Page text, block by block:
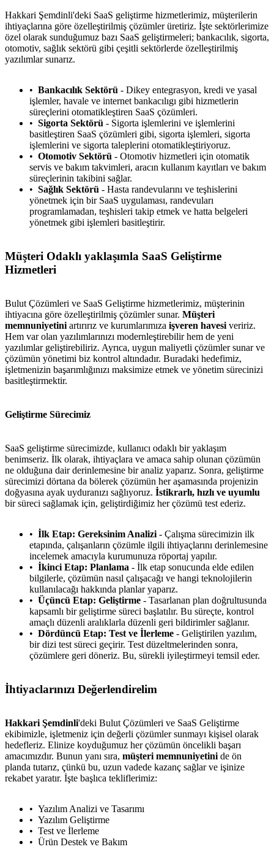
İletişim English
Hakkari Şemdinli'deki SaaS geliştirme hizmetlerimiz, müşterilerin
ihtiyaçlarına göre özelleştirilmiş çözümler üretiriz. İşte sektörlerimize
özel olarak sunduğumuz bazı SaaS geliştirmeleri; bankacılık, sigorta,
otomotiv, sağlık sektörü gibi çeşitli sektörlerde özelleştirilmiş
yazılımlar sunarız.
Bankacılık Sektörü - Dikey entegrasyon, kredi ve yasal
işlemler, havale ve internet bankacılıgı gibi hizmetlerin
süreçlerini otomatikleştiren SaaS çözümleri.
Sigorta Sektörü - Sigorta işlemlerini ve işlemlerini
basitleştiren SaaS çözümleri gibi, sigorta işlemleri, sigorta
işlemlerini ve sigorta taleplerini otomatikleştiriyoruz.
Otomotiv Sektörü - Otomotiv hizmetleri için otomatik
servis ve bakım takvimleri, aracın kullanım kayıtları ve bakım
süreçlerinin takibini sağlar.
Sağlık Sektörü - Hasta randevularını ve teşhislerini
yönetmek için bir SaaS uygulaması, randevuları
programlamadan, teşhisleri takip etmek ve hatta belgeleri
yönetmek gibi işlemleri basitleştirir.
Müşteri Odaklı yaklaşımla SaaS Geliştirme
Hizmetleri
Bulut Çözümleri ve SaaS Geliştirme hizmetlerimiz, müşterinin
ihtiyacına göre özelleştirilmiş çözümler sunar. Müşteri
memnuniyetini artırırız ve kurumlarımıza işveren havesi veririz.
Hem var olan yazılımlarınızı modernleştirebilir hem de yeni
yazılımlar geliştirebiliriz. Ayrıca, uygun maliyetli çözümler sunar ve
çözümün yönetimi biz kontrol altındadır. Buradaki hedefimiz,
işletmenizin başarımlığınızı maksimize etmek ve yönetim sürecinizi
basitleştirmektir.
Geliştirme Sürecimiz
SaaS geliştirme sürecimizde, kullanıcı odaklı bir yaklaşım
benimseriz. İlk olarak, ihtiyaçlara ve amaca sahip olunan çözümün
ne olduğuna dair derinlemesine bir analiz yaparız. Sonra, geliştirme
sürecimizi dörtana da bölerek çözümün her aşamasında projenizin
doğyasına ayak uyduranızı sağlıyoruz. İstikrarlı, hızlı ve uyumlu
bir süreci sağlamak için, geliştirdiğimiz her çözümü test ederiz.
İlk Etap: Gereksinim Analizi - Çalışma sürecimizin ilk
etapında, çalışanların çözümle ilgili ihtiyaçlarını derinlemesine
incelemek amacıyla kurumunuza röportaj yapılır.
İkinci Etap: Planlama - İlk etap sonucunda elde edilen
bilgilerle, çözümün nasıl çalışacağı ve hangi teknolojilerin
kullanılacağı hakkında planlar yaparız.
Üçüncü Etap: Geliştirme - Tasarlanan plan doğrultusunda
kapsamlı bir geliştirme süreci başlatılır. Bu süreçte, kontrol
amaçlı düzenli aralıklarla düzenli geri bildirimler sağlanır.
Dördüncü Etap: Test ve İlerleme - Geliştirilen yazılım,
bir dizi test süreci geçirir. Test düzeltmelerinden sonra,
çözümlere geri döneriz. Bu, sürekli iyileştirmeyi temsil eder.
İhtiyaclarınızı Değerlendirelim
Hakkari Şemdinli'deki Bulut Çözümleri ve SaaS Geliştirme
ekibimizle, işletmeniz için değerli çözümler sunmayı kişisel olarak
hedefleriz. Elinize koyduğumuz her çözümün öncelikli başarı
amacımızdır. Bunun yanı sıra, müşteri memnuniyetini de ön
planda tutarız, çünkü bu, uzun vadede kazanç sağlar ve işinize
rekabet yaratır. İşte başlıca tekliflerimiz:
Yazılım Analizi ve Tasarımı
Yazılım Geliştirme
Test ve İlerleme
Ürün Destek ve Bakım